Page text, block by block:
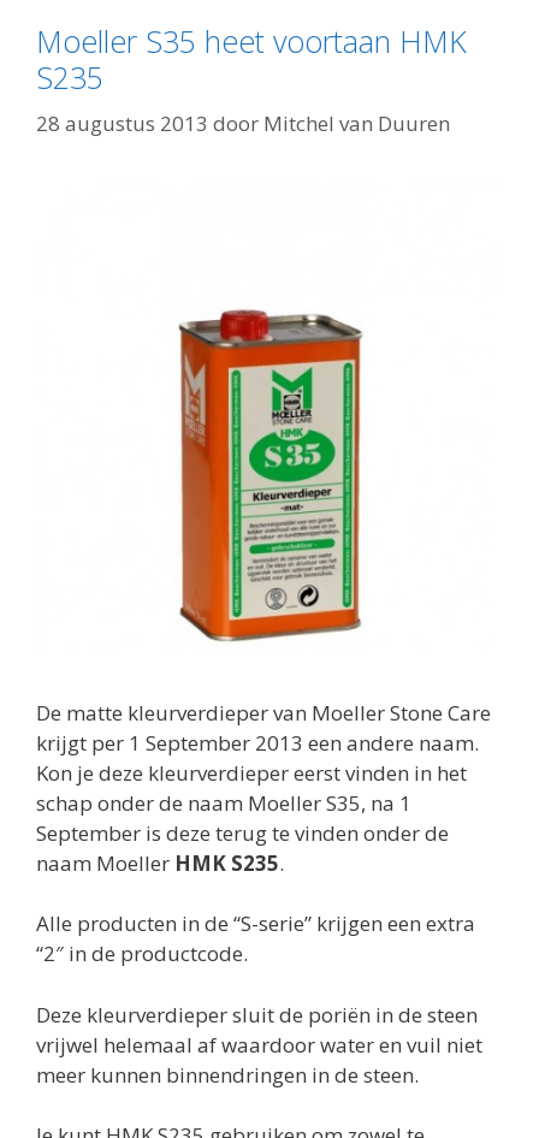
Moeller S35 heet voortaan HMK
S235
28 augustus 2013 door Mitchel van Duuren
De matte kleurverdieper van Moeller Stone Care
krijgt per 1 September 2013 een andere naam.
Kon je deze kleurverdieper eerst vinden in het
schap onder de naam Moeller S35, na 1
September is deze terug te vinden onder de
naam Moeller HMK S235.
Alle producten in de “S-serie” krijgen een extra
“2″ in de productcode.
Deze kleurverdieper sluit de poriën in de steen
vrijwel helemaal af waardoor water en vuil niet
meer kunnen binnendringen in de steen.